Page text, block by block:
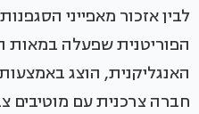
לבין אזכור מאפייני
האנגליקנית, הוצג
חברה צרכנית עם מוטיבים